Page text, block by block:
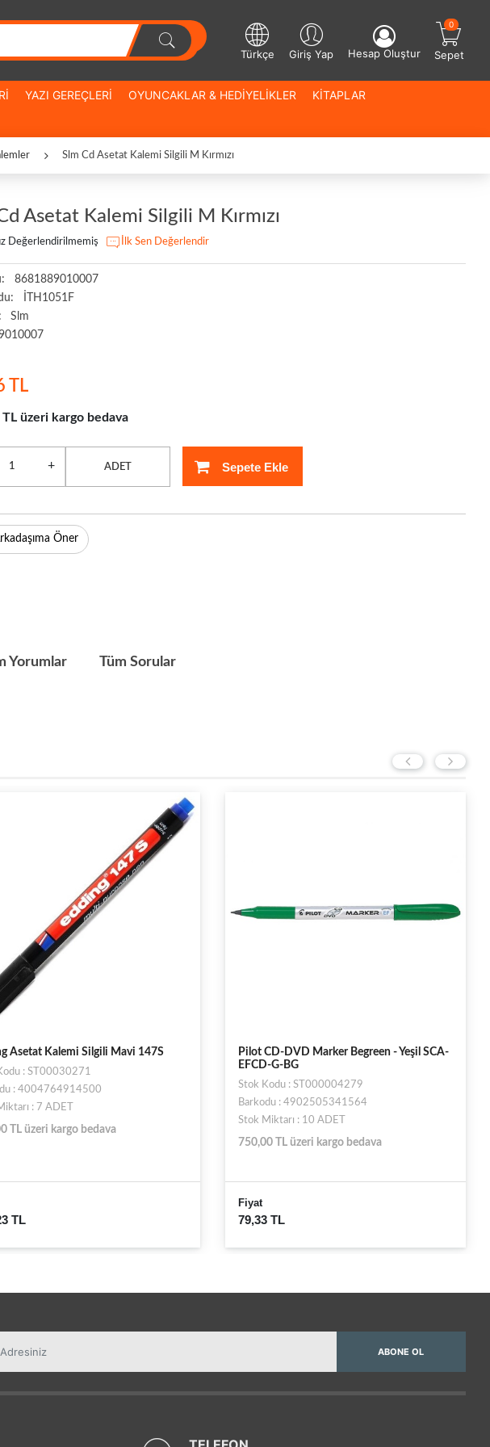
Sepet
0
Türkçe Giriş Yap Hesap Oluştur
YAZI GEREÇLERİ OYUNCAKLAR & HEDİYELİKLER KİTAPLAR
Slm Cd Asetat Kalemi Silgili M Kırmızı
Asetat Kalemi Silgili M Kırmızı
Değerlendirilmemiş İlk Sen Değerlendir
8681889010007
İTH1051F
Slm
TL
üzeri kargo bedava
+ ADET Sepete Ekle
Öner
Yorumlar Tüm Sorular
DVD Marker Begreen - Yeşil SCA-
G-BG
: ST000004279
: 4902505341564
TL
Pilot CD-DVD Marker Begreen - Kırmızı
SCA-EFCD-BG
Stok Kodu : ST000005680
Barkodu : 4902505341540
Stok Miktarı : 39 ADET
750,00 TL üzeri kargo bedava
Fiyat
74,68 TL
ABONE OL